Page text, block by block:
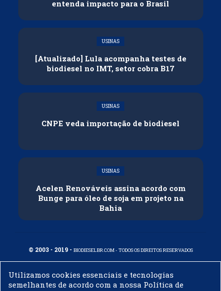
entenda impacto para o Brasil
USINAS
[Atualizado] Lula acompanha testes de
biodiesel no IMT, setor cobra B17
USINAS
CNPE veda importação de biodiesel
USINAS
Acelen Renováveis assina acordo com
Bunge para óleo de soja em projeto na
Bahia
© 2003 - 2019 - BIODIESELBR.COM - TODOS OS DIREITOS RESERVADOS
Utilizamos cookies essenciais e tecnologias
semelhantes de acordo com a nossa Política de